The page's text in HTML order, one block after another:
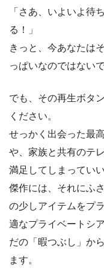
「さあ、いよいよ待
る！」
きっと、今あなたは
っぱいなのではない
でも、その再生ボタ
ください。
せっかく出会った最
や、家族と共有のテ
満足してしまってい
傑作には、それにふ
の少しアイテムをプ
適なプライベートシ
だの「暇つぶし」か
ます。